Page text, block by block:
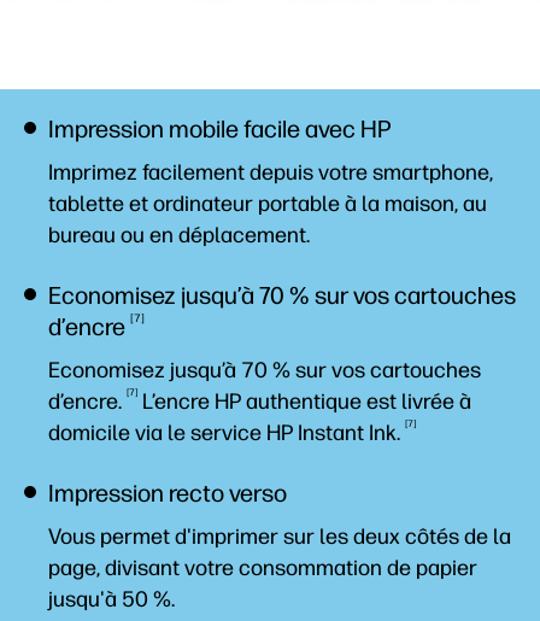
Impression mobile facile avec HP
Imprimez facilement depuis votre smartphone,
tablette et ordinateur portable à la maison, au
bureau ou en déplacement.
Economisez jusqu’à 70 % sur vos cartouches
d’encre
7
Economisez jusqu’à 70 % sur vos cartouches
d’encre. 7
L’encre HP authentique est livrée à
domicile via le service HP Instant Ink. 7
Impression recto verso
Vous permet d'imprimer sur les deux côtés de la
page, divisant votre consommation de papier
jusqu'à 50 %.